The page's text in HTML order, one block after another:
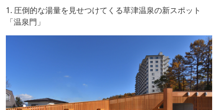
1. 圧倒的な湯量を見せつけてくる草津温泉の新スポット
「温泉門」